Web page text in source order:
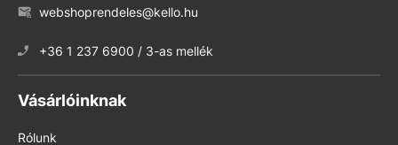
webshoprendeles@kello.hu
+36 1 237 6900 / 3-as mellék
Vásárlóinknak
Rólunk